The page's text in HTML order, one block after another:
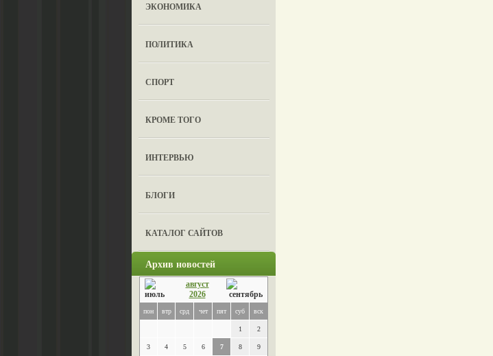
ЭКОНОМИКА
ПОЛИТИКА
СПОРТ
КРОМЕ ТОГО
ИНТЕРВЬЮ
БЛОГИ
КАТАЛОГ САЙТОВ
Архив новостей
август
2026
пон втр срд чет пят суб вск
1 2
3 4 5 6 7 8 9